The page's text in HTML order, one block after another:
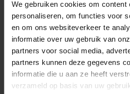
We gebruiken cookies om content
personaliseren, om functies voor
en om ons websiteverkeer te
informatie over uw gebruik van
partners voor social media,
partners kunnen deze gegevens
informatie die u aan ze heeft
verzameld op basis van uw